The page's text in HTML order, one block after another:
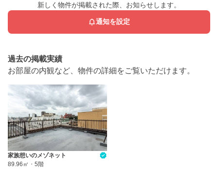
新しく物件が掲載された際、お知らせします。
通知を設定
過去の掲載実績
お部屋の内観など、物件の詳細をご覧いただけます。
家族想いのメゾネット
89.96㎡ ・ 5階